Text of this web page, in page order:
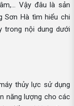
Vậy đâu là sản
Sơn Hà tìm hiểu chi
trong nội dung dưới
thủy lực sử dụng
năng lượng cho các